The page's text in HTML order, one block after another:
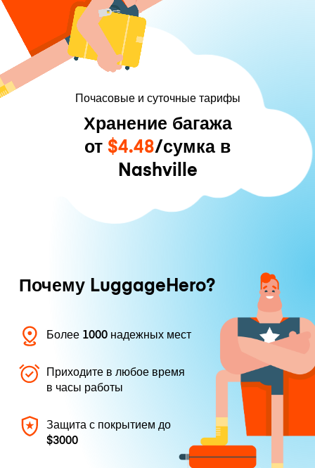
Почасовые и суточные тарифы
Хранение багажа
от $4.48/сумка в
Nashville
Почему LuggageHero?
Более 1000 надежных мест
Приходите в любое время
в часы работы
Защита с покрытием до
$3000